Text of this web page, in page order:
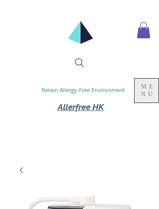
Allerfree HK
Retain Allergy-Free Environment
ME
NU